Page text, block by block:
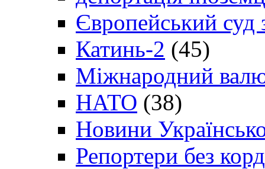
Європейський
Катинь-2 (45)
Міжнародний
НАТО (38)
Новини
Репортери без